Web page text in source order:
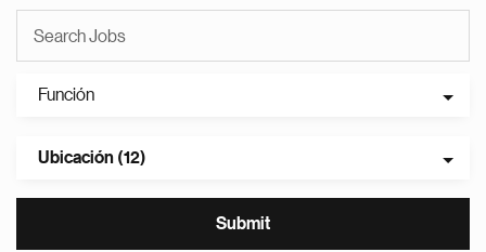
Función
Ubicación (12)